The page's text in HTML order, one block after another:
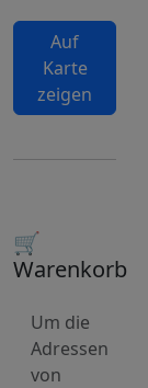
Auf
Karte
zeigen
🛒
Warenkorb
Um die
Adressen
von